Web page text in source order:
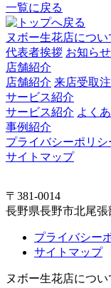
一覧に戻る
ヌボー生花店につい
代表者挨拶 お知らせ
店舗紹介
店舗紹介 来店受取
サービス紹介
サービス紹介 よく
事例紹介
プライバシーポリシ
サイトマップ
〒381-0014
長野県長野市北尾張
プライバシー
サイトマップ
ヌボー生花店につい